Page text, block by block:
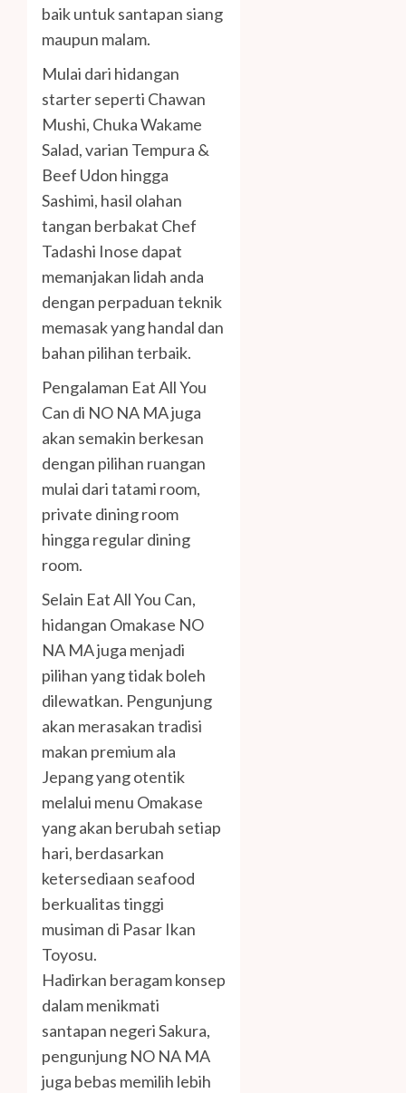
baik untuk santapan siang
maupun malam.
Mulai dari hidangan
starter seperti Chawan
Mushi, Chuka Wakame
Salad, varian Tempura &
Beef Udon hingga
Sashimi, hasil olahan
tangan berbakat Chef
Tadashi Inose dapat
memanjakan lidah anda
dengan perpaduan teknik
memasak yang handal dan
bahan pilihan terbaik.
Pengalaman Eat All You
Can di NO NA MA juga
akan semakin berkesan
dengan pilihan ruangan
mulai dari tatami room,
private dining room
hingga regular dining
room.
Selain Eat All You Can,
hidangan Omakase NO
NA MA juga menjadi
pilihan yang tidak boleh
dilewatkan. Pengunjung
akan merasakan tradisi
makan premium ala
Jepang yang otentik
melalui menu Omakase
yang akan berubah setiap
hari, berdasarkan
ketersediaan seafood
berkualitas tinggi
musiman di Pasar Ikan
Toyosu.
Hadirkan beragam konsep
dalam menikmati
santapan negeri Sakura,
pengunjung NO NA MA
juga bebas memilih lebih